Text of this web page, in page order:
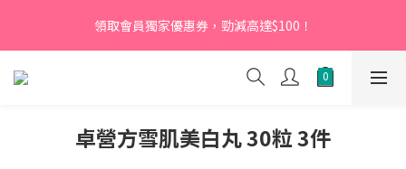
【新會員】即日起至2026月12月31日，首次下單輸入優惠碼
「NEW95」即可享95折
領取會員獨家優惠券，勁減高達$100！
【新會員】即日起至2026月12月31日，首次下單輸入優惠碼
「NEW95」即可享95折
卓營方雪肌美白丸 30粒 3件